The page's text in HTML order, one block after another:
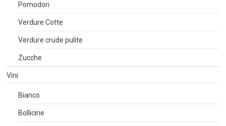
Pomodori
Verdure Cotte
Verdure crude pulite
Zucche
Vini
Bianco
Bollicine